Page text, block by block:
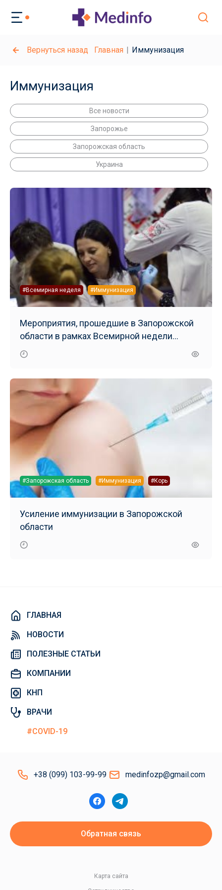
Вернуться назад Главная Иммунизация
Иммунизация
Все новости
Запорожье
Запорожская область
Украина
#Всемирная неделя #Иммунизация
Мероприятия, прошедшие в Запорожской
области в рамках Всемирной недели
иммунизации
#Запорожская область #Иммунизация #Корь
Усиление иммунизации в Запорожской
области
ГЛАВНАЯ
НОВОСТИ
ПОЛЕЗНЫЕ СТАТЬИ
КОМПАНИИ
КНП
ВРАЧИ
#COVID-19
+38 (099) 103-99-99 medinfozp@gmail.com
Обратная связь
Карта сайта